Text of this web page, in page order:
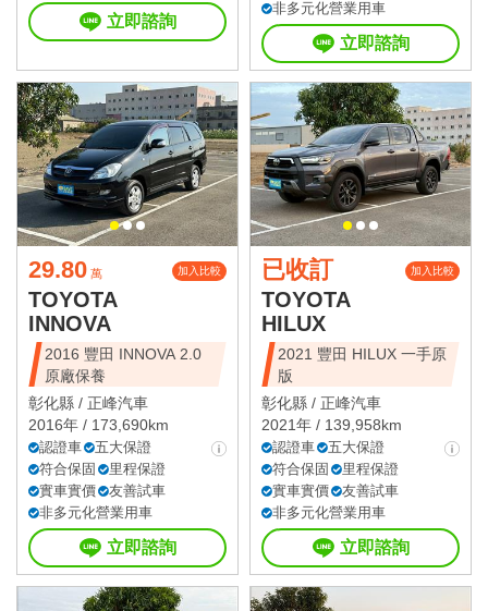
立即諮詢
非多元化營業用車
立即諮詢
29.80 萬 加入比較
TOYOTA
INNOVA
2016 豐田 INNOVA 2.0
原廠保養
彰化縣 / 正峰汽車
2016年 / 173,690km
認證車
五大保證
符合保固
里程保證
實車實價
友善試車
非多元化營業用車
立即諮詢
已收訂 加入比較
TOYOTA
HILUX
2021 豐田 HILUX 一手原
版
彰化縣 / 正峰汽車
2021年 / 139,958km
認證車
五大保證
符合保固
里程保證
實車實價
友善試車
非多元化營業用車
立即諮詢